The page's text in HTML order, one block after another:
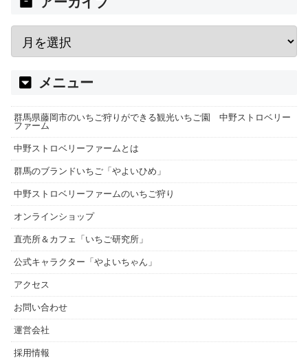
メニュー
群馬県藤岡市のいちご狩りができる観光いちご園 中野ストロベリー
ファーム
中野ストロベリーファームとは
群馬のブランドいちご「やよいひめ」
中野ストロベリーファームのいちご狩り
オンラインショップ
直売所＆カフェ「いちご研究所」
公式キャラクター「やよいちゃん」
アクセス
お問い合わせ
運営会社
採用情報